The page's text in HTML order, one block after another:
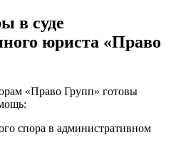
в суде
юриста «Право
«Право Групп» готовы
спора в административном